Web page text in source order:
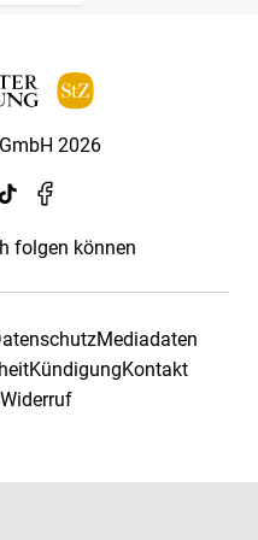
2026
folgen können
Mediadaten
KündigungKontakt
Widerruf